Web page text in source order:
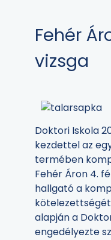
Fehér
vizsga
Doktori Iskola
kezdettel az
termében
Fehér Áron 4.
hallgató a
alapján a
engedélyezte